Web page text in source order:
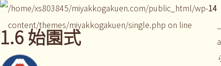
/home/xs803845/miyakkogakuen.com/public_html/wp-
content/themes/miyakkogakuen/single.php on line
14
1.6 始園式